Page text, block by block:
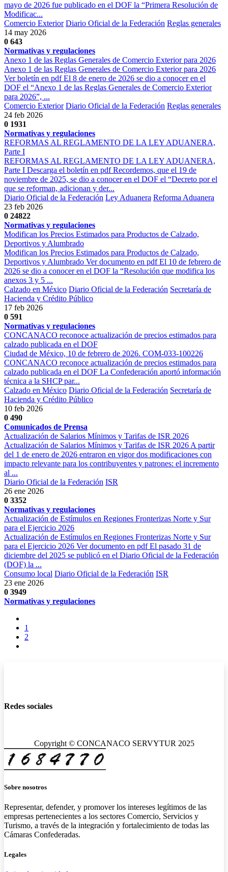
mayo de 2026 fue publicado en el DOF la “Primera Resolución de
Modificac...
Comercio Exterior Diario Oficial de la Federación Reglas generales
14 may 2026
0 643
Normativas y regulaciones
Anexo 1 de las Reglas Generales de Comercio Exterior para 2026
Anexo 1 de las Reglas Generales de Comercio Exterior para 2026
Ver boletín en pdf El 8 de enero de 2026 se dio a conocer en el
DOF el “Anexo 1 de las Reglas Generales de Comercio Exterior
para 2026”, ...
Comercio Exterior Diario Oficial de la Federación Reglas generales
24 feb 2026
0 1931
Normativas y regulaciones
REFORMAS AL REGLAMENTO DE LA LEY ADUANERA,
Parte I
REFORMAS AL REGLAMENTO DE LA LEY ADUANERA,
Parte I Descarga el boletín en pdf Recordemos, que el 19 de
noviembre de 2025, se dio a conocer en el DOF el “Decreto por el
que se reforman, adicionan y der...
Diario Oficial de la Federación Ley Aduanera Reforma Aduanera
23 feb 2026
0 24822
Normativas y regulaciones
Modifican los Precios Estimados para Productos de Calzado,
Deportivos y Alumbrado
Modifican los Precios Estimados para Productos de Calzado,
Deportivos y Alumbrado Ver documento en pdf El 10 de febrero de
2026 se dio a conocer en el DOF la “Resolución que modifica los
anexos 3 y 5 ...
Calzado en México Diario Oficial de la Federación Secretaría de
Hacienda y Crédito Público
17 feb 2026
0 591
Normativas y regulaciones
CONCANACO reconoce actualización de precios estimados para
calzado publicada en el DOF
Ciudad de México, 10 de febrero de 2026. COM-033-100226
CONCANACO reconoce actualización de precios estimados para
calzado publicada en el DOF La Confederación aportó información
técnica a la SHCP par...
Calzado en México Diario Oficial de la Federación Secretaría de
Hacienda y Crédito Público
10 feb 2026
0 490
Comunicados de Prensa
Actualización de Salarios Mínimos y Tarifas de ISR 2026
Actualización de Salarios Mínimos y Tarifas de ISR 2026 A partir
del 1 de enero de 2026 entraron en vigor dos modificaciones con
impacto relevante para los contribuyentes y patrones: el incremento
al ...
Diario Oficial de la Federación ISR
26 ene 2026
0 3352
Normativas y regulaciones
Actualización de Estímulos en Regiones Fronterizas Norte y Sur
para el Ejercicio 2026
Actualización de Estímulos en Regiones Fronterizas Norte y Sur
para el Ejercicio 2026 Ver documento en pdf El pasado 31 de
diciembre del 2025 se publicó en el Diario Oficial de la Federación
(DOF) la ...
Consumo local Diario Oficial de la Federación ISR
23 ene 2026
0 3949
Normativas y regulaciones
1
2
Redes sociales
Copyright © CONCANACO SERVYTUR 2025
Sobre nosotros
Representar, defender, y promover los intereses legítimos de las
empresas pertenecientes a los sectores Comercio, Servicios y
Turismo, a través de la integración y fortalecimiento de todas las
Cámaras Confederadas.
Legales